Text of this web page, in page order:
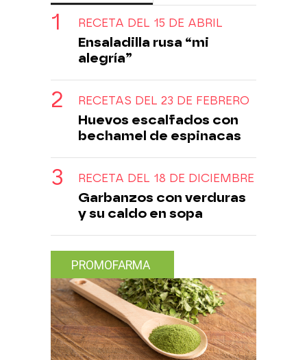
RECETA DEL 15 DE ABRIL
Ensaladilla rusa “mi
alegría”
RECETAS DEL 23 DE FEBRERO
Huevos escalfados con
bechamel de espinacas
RECETA DEL 18 DE DICIEMBRE
Garbanzos con verduras
y su caldo en sopa
PROMOFARMA